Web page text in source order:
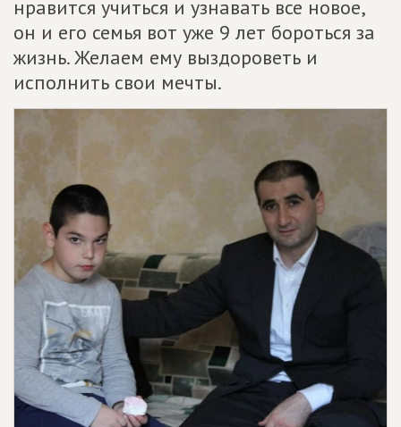
нравится учиться и узнавать все новое,
он и его семья вот уже 9 лет бороться за
жизнь. Желаем ему выздороветь и
исполнить свои мечты.